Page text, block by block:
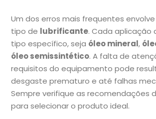
Um dos erros mais frequentes
tipo de lubrificante. Cada aplicação
tipo específico, seja óleo mineral,
óleo semissintético. A falta de
requisitos do equipamento pode
desgaste prematuro e até falhas
Sempre verifique as recomendações
para selecionar o produto ideal.